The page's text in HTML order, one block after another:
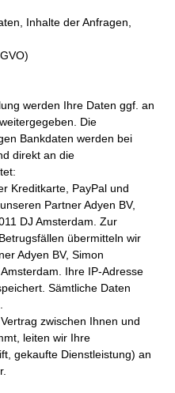
Inhalte der Anfragen,
werden Ihre Daten ggf. an
Die
Bankdaten werden bei
direkt an die
Kreditkarte, PayPal und
Partner Adyen BV,
DJ Amsterdam. Zur
übermitteln wir
Adyen BV, Simon
Ihre IP-Adresse
Sämtliche Daten
zwischen Ihnen und
leiten wir Ihre
gekaufte Dienstleistung) an